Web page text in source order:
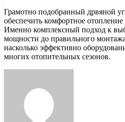
Грамотно подобранный дрвяной
обеспечить комфортное отопление
Именно комплексный подход к
мощности до правильного
насколько эффективно
многих отопительных сезонов.